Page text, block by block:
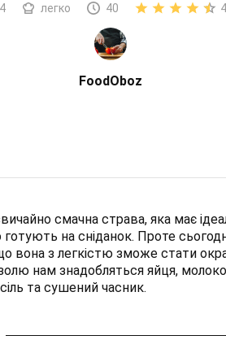
4 легко 40
FoodOboz
смачна страва, яка має
на сніданок. Проте
вона з легкістю зможе стати
нам знадобляться яйця,
та сушений часник.